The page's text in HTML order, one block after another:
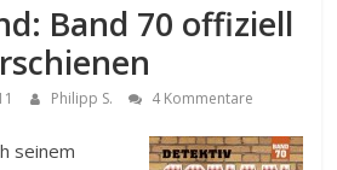
Band 70 offiziell
Philipp S. 4 Kommentare
seinem